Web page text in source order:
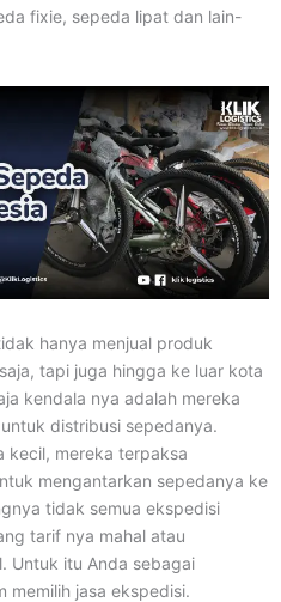
fixie, sepeda lipat dan lain-
hanya menjual produk
tapi juga hingga ke luar kota
kendala nya adalah mereka
distribusi sepedanya.
kecil, mereka terpaksa
mengantarkan sepedanya ke
tidak semua ekspedisi
tarif nya mahal atau
Untuk itu Anda sebagai
memilih jasa ekspedisi.